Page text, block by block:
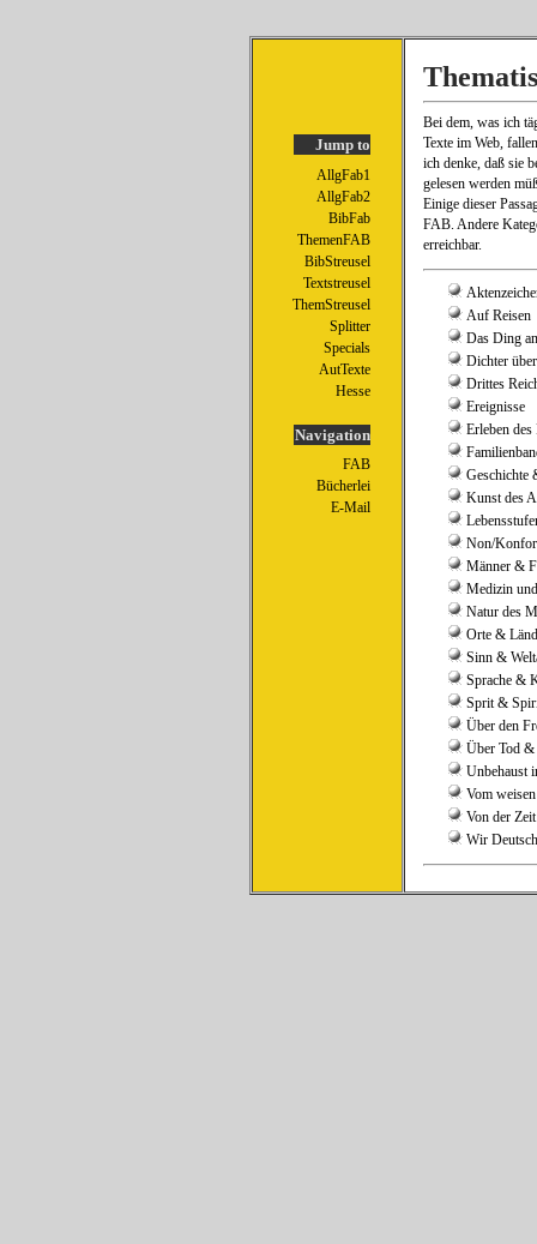
Jump to
AllgFab1
AllgFab2
BibFab
ThemenFAB
BibStreusel
Textstreusel
ThemStreusel
Splitter
Specials
AutTexte
Hesse
Navigation
FAB
Bücherlei
E-Mail
Bei dem, was ich
Texte im Web,
ich denke, daß sie
gelesen werden
Einige dieser
FAB. Andere
erreichbar.
Auf Reisen
Das Ding
Dichter
Drittes
Ereignisse
Erleben
Geschichte
Kunst des
Non/
Männer &
Medizin
Natur des
Orte &
Sinn &
Sprache &
Sprit &
Über den
Über Tod &
Unbehaust
Vom
Von der Zeit
Wir